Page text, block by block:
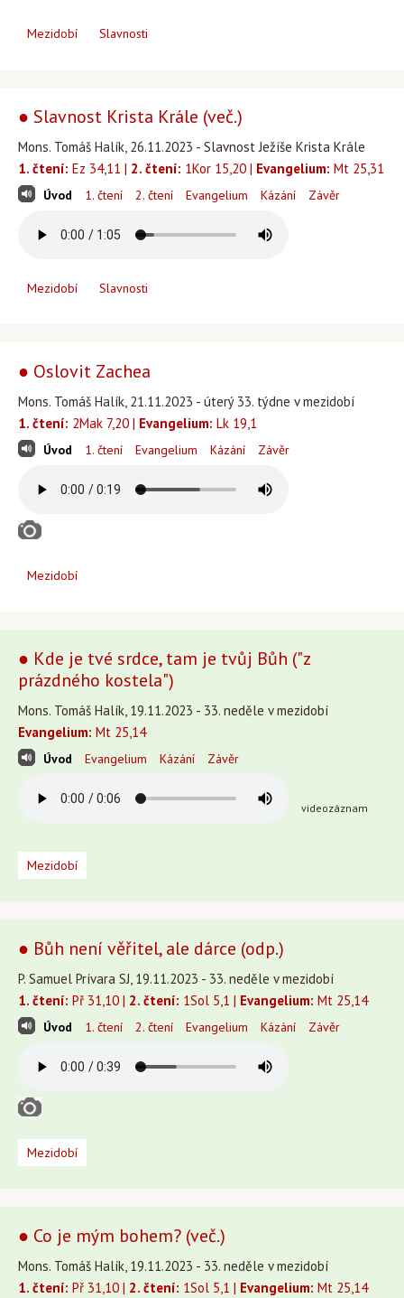
Mezidobí Slavnosti
● Slavnost Krista Krále (več.)
Mons. Tomáš Halík, 26.11.2023 - Slavnost Ježíše Krista Krále
1. čtení: Ez 34,11 | 2. čtení: 1Kor 15,20 | Evangelium: Mt 25,31
Úvod 1. čtení 2. čtení Evangelium Kázání Závěr
Mezidobí Slavnosti
● Oslovit Zachea
Mons. Tomáš Halík, 21.11.2023 - úterý 33. týdne v mezidobí
1. čtení: 2Mak 7,20 | Evangelium: Lk 19,1
Úvod 1. čtení Evangelium Kázání Závěr
Mezidobí
● Kde je tvé srdce, tam je tvůj Bůh ("z
prázdného kostela")
Mons. Tomáš Halík, 19.11.2023 - 33. neděle v mezidobí
Evangelium: Mt 25,14
Úvod Evangelium Kázání Závěr
videozáznam
Mezidobí
● Bůh není věřitel, ale dárce (odp.)
P. Samuel Prívara SJ, 19.11.2023 - 33. neděle v mezidobí
1. čtení: Př 31,10 | 2. čtení: 1Sol 5,1 | Evangelium: Mt 25,14
Úvod 1. čtení 2. čtení Evangelium Kázání Závěr
Mezidobí
● Co je mým bohem? (več.)
Mons. Tomáš Halík, 19.11.2023 - 33. neděle v mezidobí
1. čtení: Př 31,10 | 2. čtení: 1Sol 5,1 | Evangelium: Mt 25,14